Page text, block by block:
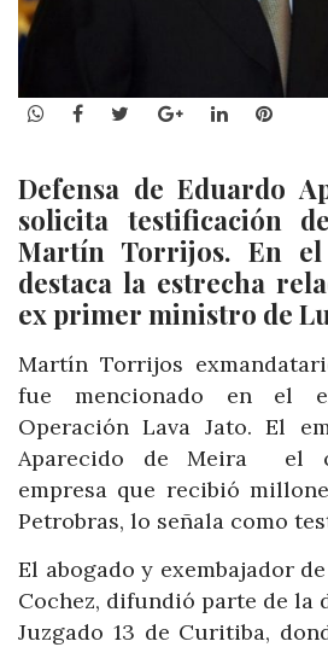
WhatsApp
Facebook
TwitterGoogle+LinkedIn
Defensa de Eduardo
solicita testificación
Martín Torrijos. En el
destaca la estrecha
ex primer ministro de
Martín Torrijos
fue mencionado en el
Operación Lava Jato. El
Aparecido de Meira el
empresa que recibió
Petrobras, lo señala como
El abogado y exembajador
Cochez, difundió parte de la
Juzgado 13 de Curitiba,